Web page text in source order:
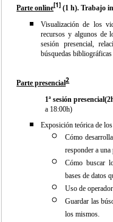
Parte online[1] (1 h). Trabajo
Visualización de los
recursos y algunos de
sesión presencial,
búsquedas bibliográficas
Parte presencial2
1ª sesión
a 18:00h)
Exposición teórica de
Cómo
responder a
Cómo buscar
bases de datos
Uso de
Guardar las
los mismos.